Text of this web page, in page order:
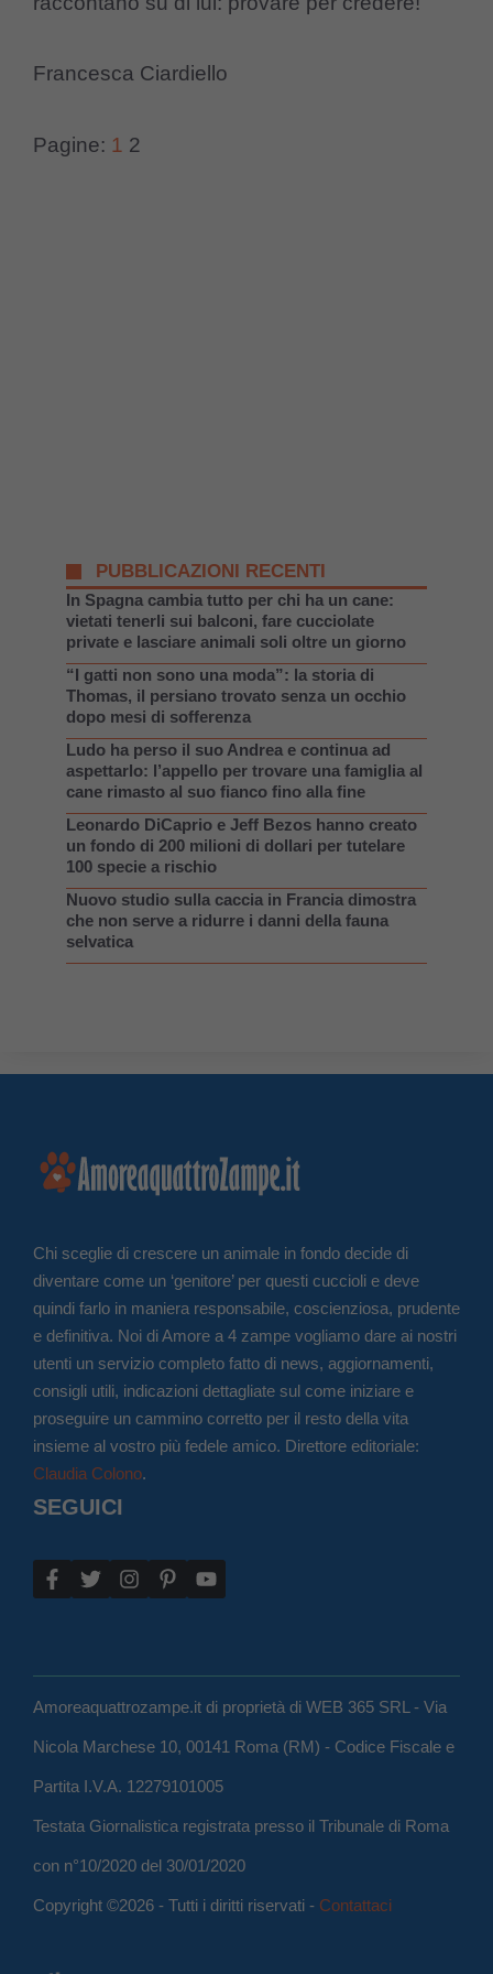
Francesca Ciardiello
Pagine: 1 2
PUBBLICAZIONI RECENTI
In Spagna cambia tutto per chi ha un cane:
vietati tenerli sui balconi, fare cucciolate
private e lasciare animali soli oltre un giorno
“I gatti non sono una moda”: la storia di
Thomas, il persiano trovato senza un occhio
dopo mesi di sofferenza
Ludo ha perso il suo Andrea e continua ad
aspettarlo: l’appello per trovare una famiglia al
cane rimasto al suo fianco fino alla fine
Leonardo DiCaprio e Jeff Bezos hanno creato
un fondo di 200 milioni di dollari per tutelare
100 specie a rischio
Nuovo studio sulla caccia in Francia dimostra
che non serve a ridurre i danni della fauna
selvatica
Chi sceglie di crescere un animale in fondo decide di
diventare come un ‘genitore’ per questi cuccioli e deve
quindi farlo in maniera responsabile, coscienziosa, prudente
e definitiva. Noi di Amore a 4 zampe vogliamo dare ai nostri
utenti un servizio completo fatto di news, aggiornamenti,
consigli utili, indicazioni dettagliate sul come iniziare e
proseguire un cammino corretto per il resto della vita
insieme al vostro più fedele amico. Direttore editoriale:
Claudia Colono.
SEGUICI
Amoreaquattrozampe.it di proprietà di WEB 365 SRL - Via
Nicola Marchese 10, 00141 Roma (RM) - Codice Fiscale e
Partita I.V.A. 12279101005
Testata Giornalistica registrata presso il Tribunale di Roma
con n°10/2020 del 30/01/2020
Copyright ©2026 - Tutti i diritti riservati - Contattaci